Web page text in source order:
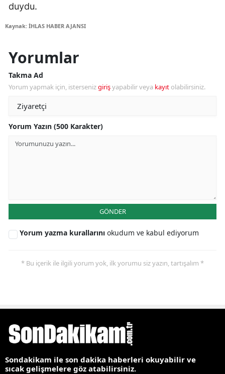
duydu.
Kaynak: İHLAS HABER AJANSI
Yorumlar
Takma Ad
Yorum yapmak için, istersenizgirişyapabilir veya kayıt olabilirsiniz.
Yorum Yazın (500 Karakter)
GÖNDER
Yorum yazma kurallarını okudum ve kabul ediyorum
* Bu içerik ile ilgili yorum yok, ilk yorumu siz yazın, tartışalım *
Sondakikam ile son dakika haberleri okuyabilir ve
sıcak gelişmelere göz atabilirsiniz.